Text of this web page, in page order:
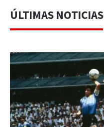
ÚLTIMAS NOTICIAS